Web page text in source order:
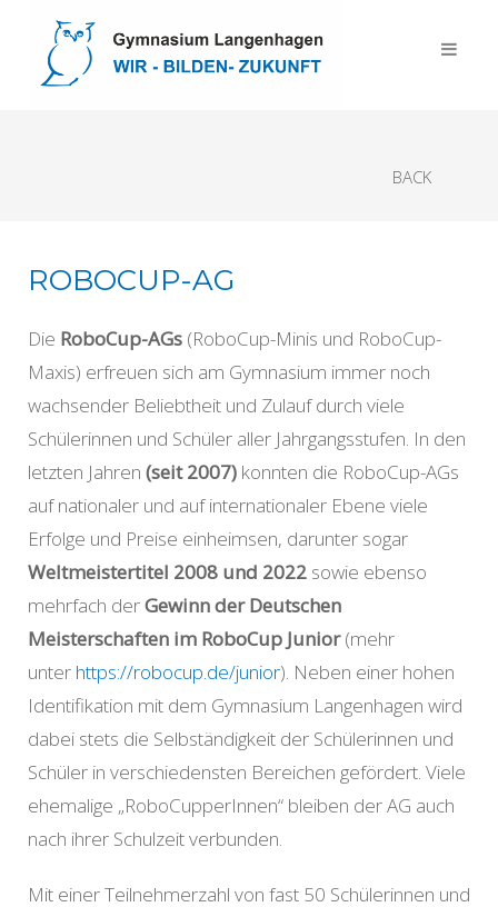
BACK
ROBOCUP-AG
Die RoboCup-AGs (RoboCup-Minis und RoboCup-
Maxis) erfreuen sich am Gymnasium immer noch
wachsender Beliebtheit und Zulauf durch viele
Schülerinnen und Schüler aller Jahrgangsstufen. In den
letzten Jahren (seit 2007) konnten die RoboCup-AGs
auf nationaler und auf internationaler Ebene viele
Erfolge und Preise einheimsen, darunter sogar
Weltmeistertitel 2008 und 2022 sowie ebenso
mehrfach derGewinn der Deutschen
Meisterschaften im RoboCup Junior(mehr
unter https://robocup.de/junior). Neben einer hohen
Identifikation mit dem Gymnasium Langenhagen wird
dabei stets die Selbständigkeit der Schülerinnen und
Schüler in verschiedensten Bereichen gefördert. Viele
ehemalige „RoboCupperInnen“ bleiben der AG auch
nach ihrer Schulzeit verbunden.
Mit einer Teilnehmerzahl von fast 50 Schülerinnen und